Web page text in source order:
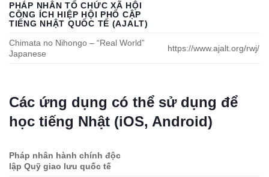
PHÁP NHÂN TỔ CHỨC XÃ HỘI
CÔNG ÍCH HIỆP HỘI PHỔ CẬP
TIẾNG NHẬT QUỐC TẾ (AJALT)
Chimata no Nihongo – “Real World”
Japanese
https://www.ajalt.org/rwj/
Các ứng dụng có thể sử dụng để
học tiếng Nhật (iOS, Android)
Pháp nhân hành chính độc
lập Quỹ giao lưu quốc tế